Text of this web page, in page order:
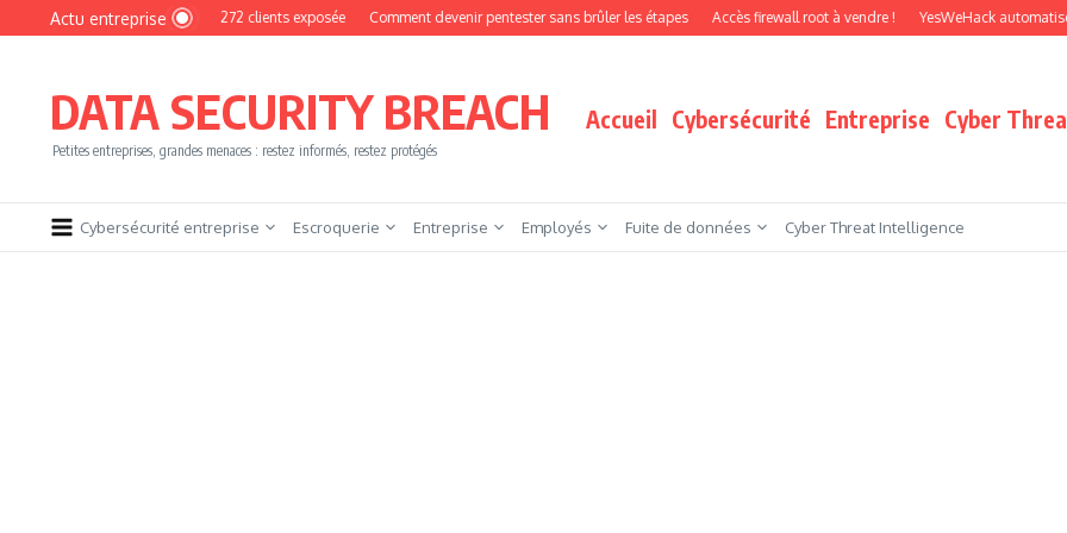
Aller au contenu
Actu entreprise
MyPhoto : une base de 16 272 clients exposée Comment devenir pentester sans brûler les étapes Accès firewall root à vendre ! YesWeHack automatise le
DATA SECURITY BREACH
Petites entreprises, grandes menaces : restez informés, restez protégés
Accueil Cybersécurité Entreprise Cyber
Cybersécurité entreprise Escroquerie Entreprise Employés Fuite de données Cyber Threat Intelligence